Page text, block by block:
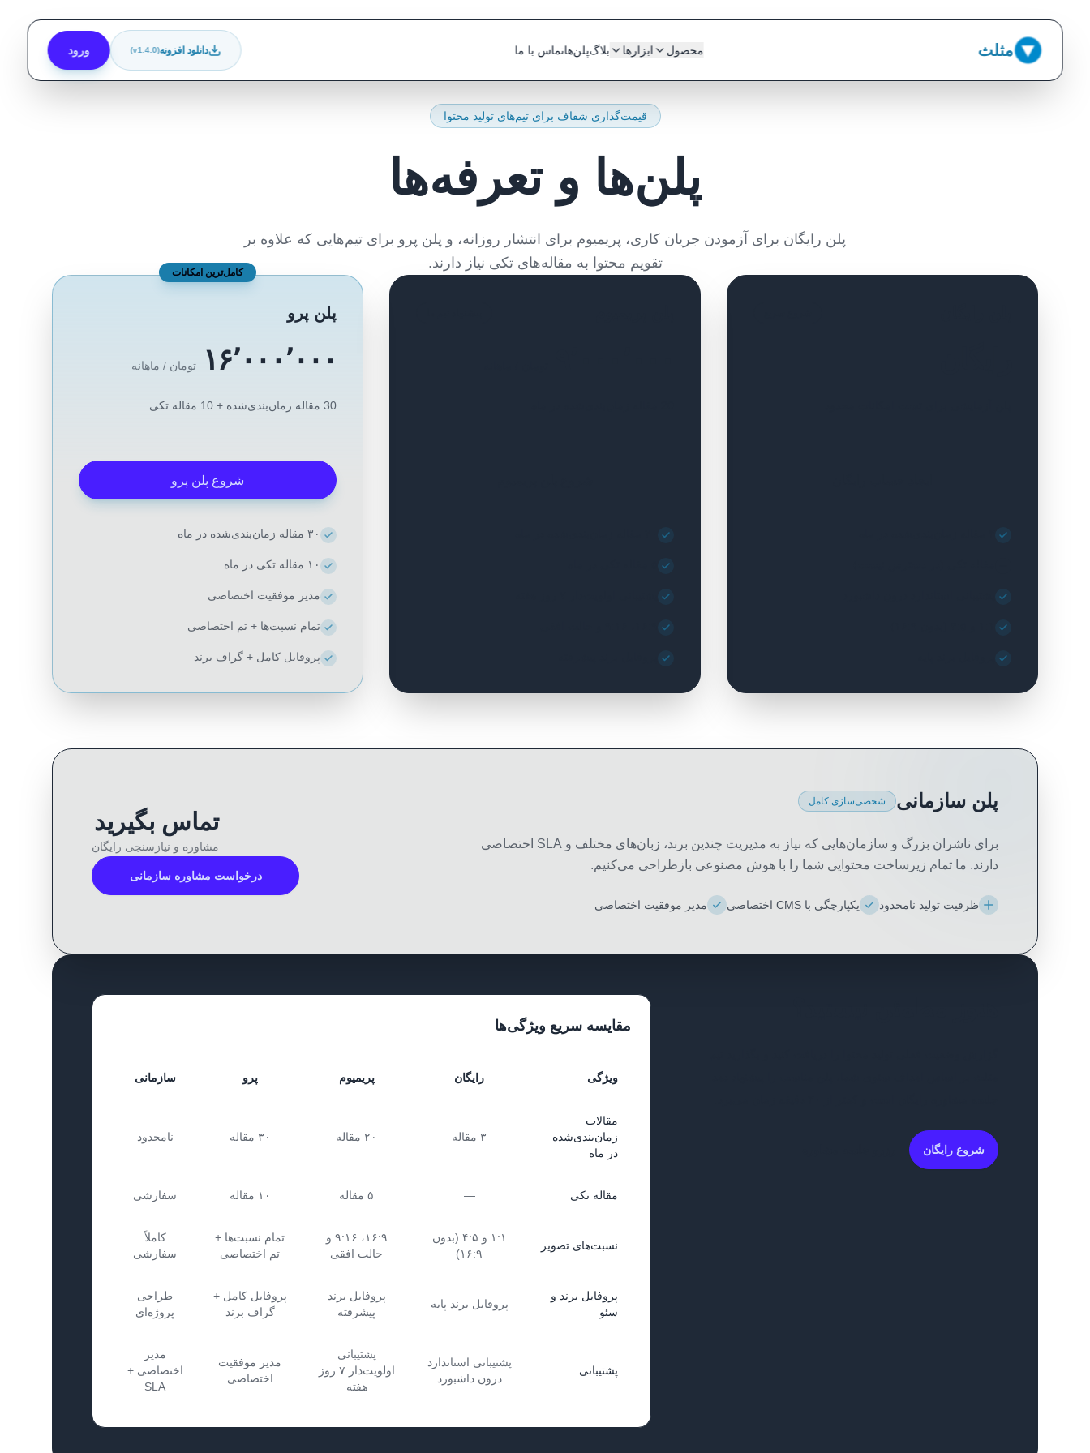
مثلث محصول ابزارها بلاگپلن‌هاتماس با ما دانلود افزونه(v1.4.0) ورود
قیمت‌گذاری شفاف برای تیم‌های تولید محتوا
پلن‌ها و تعرفه‌ها
پلن رایگان برای آزمودن جریان کاری، پریمیوم برای انتشار روزانه، و پلن پرو برای تیم‌هایی که علاوه بر
تقویم محتوا به مقاله‌های تکی نیاز دارند.
کامل‌ترین امکانات
پلن پرو
۱۶٬۰۰۰٬۰۰۰ تومان / ماهانه
30 مقاله زمان‌بندی‌شده + 10 مقاله تکی
شروع پلن پرو
۳۰ مقاله زمان‌بندی‌شده در ماه
۱۰ مقاله تکی در ماه
مدیر موفقیت اختصاصی
تمام نسبت‌ها + تم اختصاصی
پروفایل کامل + گراف برند
پلن سازمانی شخصی‌سازی کامل
برای ناشران بزرگ و سازمان‌هایی که نیاز به مدیریت چندین برند، زبان‌های مختلف و SLA اختصاصی
دارند. ما تمام زیرساخت محتوایی شما را با هوش مصنوعی بازطراحی می‌کنیم.
ظرفیت تولید نامحدود یکپارچگی با CMS اختصاصی مدیر موفقیت اختصاصی
تماس بگیرید
مشاوره و نیازسنجی رایگان
درخواست مشاوره سازمانی
شروع رایگان
مقایسه سریع ویژگی‌ها
ویژگی رایگان پریمیوم پرو سازمانی
مقالات
زمان‌بندی‌شده
در ماه
۳ مقاله ۲۰ مقاله ۳۰ مقاله نامحدود
مقاله تکی — ۵ مقاله ۱۰ مقاله سفارشی
نسبت‌های تصویر
۱:۱ و ۴:۵ (بدون
۱۶:۹)
۱۶:۹، ۹:۱۶ و
حالت افقی
تمام نسبت‌ها +
تم اختصاصی
کاملاً
سفارشی
پروفایل برند و
سئو
پروفایل برند پایه
پروفایل برند
پیشرفته
پروفایل کامل +
گراف برند
طراحی
پروژه‌ای
پشتیبانی
پشتیبانی استاندارد
درون داشبورد
پشتیبانی
اولویت‌دار ۷ روز
هفته
مدیر موفقیت
اختصاصی
مدیر
اختصاصی +
SLA